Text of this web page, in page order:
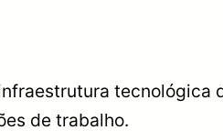
tecnológica
de trabalho.